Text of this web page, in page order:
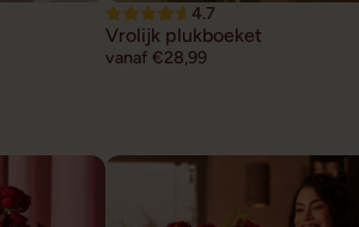
4.7
Vrolijk plukboeket
vanaf €28,99